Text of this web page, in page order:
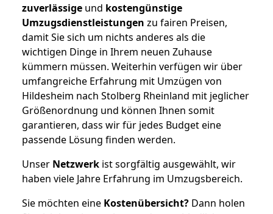
zuverlässige und kostengünstige
Umzugsdienstleistungen zu fairen Preisen,
damit Sie sich um nichts anderes als die
wichtigen Dinge in Ihrem neuen Zuhause
kümmern müssen. Weiterhin verfügen wir über
umfangreiche Erfahrung mit Umzügen von
Hildesheim nach Stolberg Rheinland mit jeglicher
Größenordnung und können Ihnen somit
garantieren, dass wir für jedes Budget eine
passende Lösung finden werden.
Unser Netzwerk ist sorgfältig ausgewählt, wir
haben viele Jahre Erfahrung im Umzugsbereich.
Sie möchten eine Kostenübersicht? Dann holen